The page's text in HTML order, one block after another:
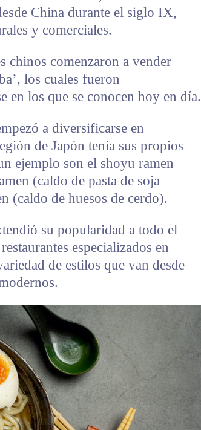
China durante el siglo IX,
y comerciales.
chinos comenzaron a vender
los cuales fueron
en los que se conocen hoy en día.
a diversificarse en
de Japón tenía sus propios
ejemplo son el shoyu ramen
(caldo de pasta de soja
(caldo de huesos de cerdo).
su popularidad a todo el
especializados en
de estilos que van desde